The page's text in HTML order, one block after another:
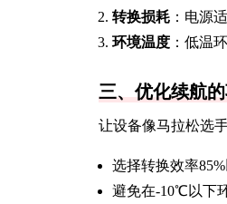
转换损耗 ：电源
环境温度 ：低温
三、优化续航
让设备像马拉松选
选择转换效率
避免在-10℃以下